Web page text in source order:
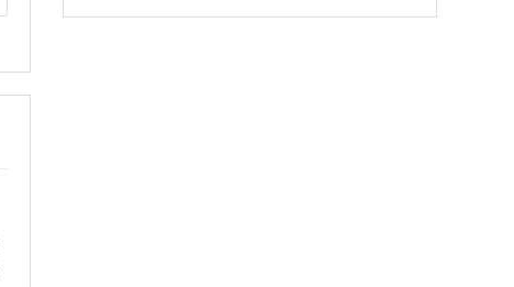
响；<&list>3.稳定器的转向胶套和球头